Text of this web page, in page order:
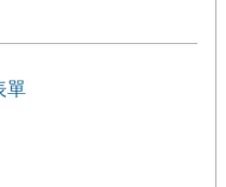
單